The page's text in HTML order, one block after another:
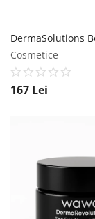
Cosmetice
167 Lei